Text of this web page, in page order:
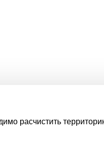
расчистить